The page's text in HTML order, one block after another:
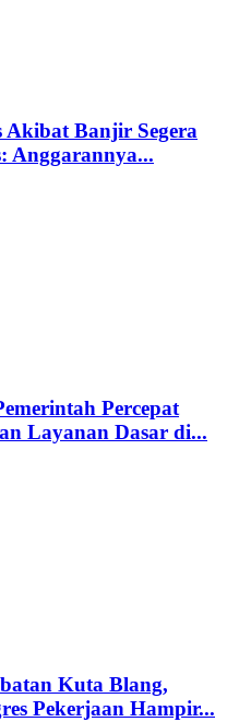
Akibat Banjir Segera
Anggarannya...
Percepat
Layanan Dasar di...
Kuta Blang,
Pekerjaan Hampir...